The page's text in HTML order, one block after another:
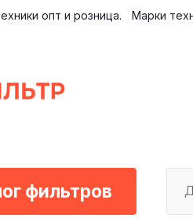
фильтров
опт и розница. Марки